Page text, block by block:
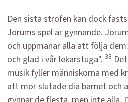
Den sista strofen kan dock
Jorums spel är gynnande.
och uppmanar alla att följa
och glad i vår lekarstuga". 38
musik fyller människorna med
att mor slutade dia barnet och